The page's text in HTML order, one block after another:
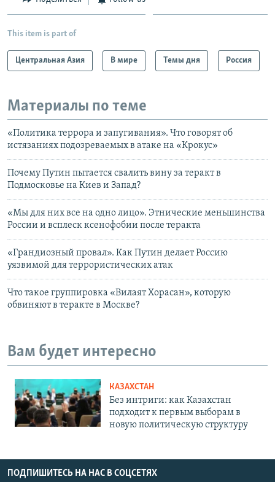
This item is part of
Центральная Азия В мире Темы дня Россия
Материалы по теме
«Политика террора и запугивания». Что говорят об
истязаниях подозреваемых в атаке на «Крокус»
Почему Путин пытается свалить вину за теракт в
Подмосковье на Киев и Запад?
«Мы для них все на одно лицо». Этнические меньшинства
России и всплеск ксенофобии после теракта
«Грандиозный провал». Как Путин делает Россию
уязвимой для террористических атак
Что такое группировка «Вилаят Хорасан», которую
обвиняют в теракте в Москве?
Вам будет интересно
КАЗАХСТАН
Без интриги: как Казахстан
подходит к первым выборам в
новую политическую структуру
ПОДПИШИТЕСЬ НА НАС В СОЦСЕТЯХ